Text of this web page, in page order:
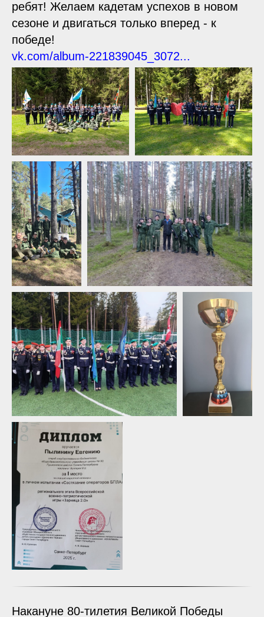
ребят! Желаем кадетам успехов в новом
сезоне и двигаться только вперед - к
победе!
vk.com/album-221839045_3072...
Накануне 80-тилетия Великой Победы